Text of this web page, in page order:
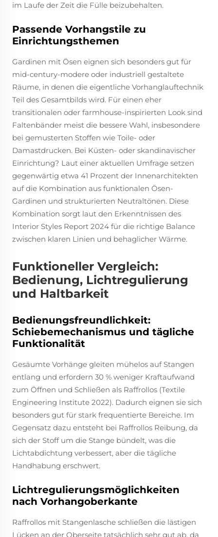
im Laufe der Zeit die Fülle beizubehalten.
Passende Vorhangstile zu
Einrichtungsthemen
Gardinen mit Ösen eignen sich besonders gut für
mid-century-modere oder industriell gestaltete
Räume, in denen die eigentliche Vorhanglauftechnik
Teil des Gesamtbilds wird. Für einen eher
transitionalen oder farmhouse-inspirierten Look sind
Faltenbänder meist die bessere Wahl, insbesondere
bei gemusterten Stoffen wie Toile- oder
Damastdrucken. Bei Küsten- oder skandinavischer
Einrichtung? Laut einer aktuellen Umfrage setzen
gegenwärtig etwa 41 Prozent der Innenarchitekten
auf die Kombination aus funktionalen Ösen-
Gardinen und strukturierten Neutraltönen. Diese
Kombination sorgt laut den Erkenntnissen des
Interior Styles Report 2024 für die richtige Balance
zwischen klaren Linien und behaglicher Wärme.
Funktioneller Vergleich:
Bedienung, Lichtregulierung
und Haltbarkeit
Bedienungsfreundlichkeit:
Schiebemechanismus und tägliche
Funktionalität
Gesäumte Vorhänge gleiten mühelos auf Stangen
entlang und erfordern 30 % weniger Kraftaufwand
zum Öffnen und Schließen als Raffrollos (Textile
Engineering Institute 2022). Dadurch eignen sie sich
besonders gut für stark frequentierte Bereiche. Im
Gegensatz dazu entsteht bei Raffrollos Reibung, da
sich der Stoff um die Stange bündelt, was die
Lichtabdichtung verbessert, aber die tägliche
Handhabung erschwert.
Lichtregulierungsmöglichkeiten
nach Vorhangoberkante
Raffrollos mit Stangenlasche schließen die lästigen
Lücken an der Oberseite tatsächlich sehr gut ab, da